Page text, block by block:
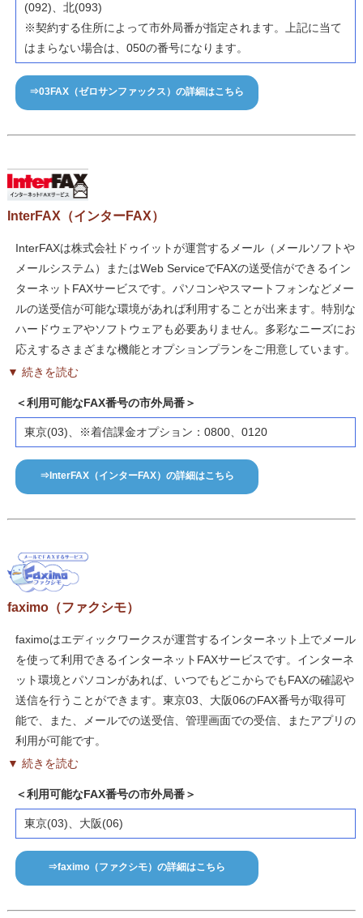
(092)、北(093)
※契約する住所によって市外局番が指定されます。上記に当て
はまらない場合は、050の番号になります。
⇒03FAX（ゼロサンファックス）の詳細はこちら
InterFAX（インターFAX）
InterFAXは株式会社ドゥイットが運営するメール（メールソフトや
メールシステム）またはWeb ServiceでFAXの送受信ができるイン
ターネットFAXサービスです。パソコンやスマートフォンなどメー
ルの送受信が可能な環境があれば利用することが出来ます。特別な
ハードウェアやソフトウェアも必要ありません。多彩なニーズにお
応えするさまざまな機能とオプションプランをご用意しています。
▼ 続きを読む
＜利用可能なFAX番号の市外局番＞
東京(03)、※着信課金オプション：0800、0120
⇒InterFAX（インターFAX）の詳細はこちら
faximo（ファクシモ）
faximoはエディックワークスが運営するインターネット上でメール
を使って利用できるインターネットFAXサービスです。インターネ
ット環境とパソコンがあれば、いつでもどこからでもFAXの確認や
送信を行うことができます。東京03、大阪06のFAX番号が取得可
能で、また、メールでの送受信、管理画面での受信、またアプリの
利用が可能です。
▼ 続きを読む
＜利用可能なFAX番号の市外局番＞
東京(03)、大阪(06)
⇒faximo（ファクシモ）の詳細はこちら